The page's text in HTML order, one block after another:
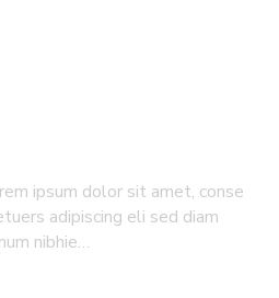
ipsum dolor sit amet, conse
adipiscing eli sed diam
nibhie…